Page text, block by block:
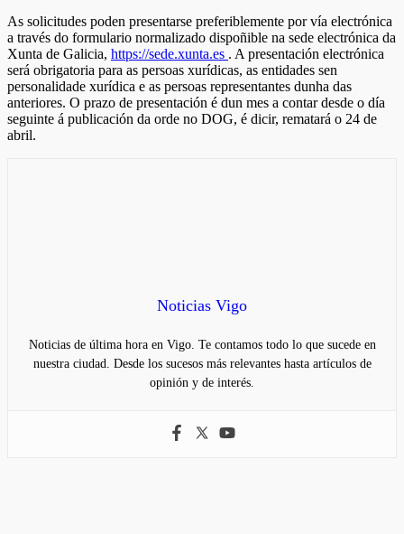
As solicitudes poden presentarse preferiblemente por vía electrónica
a través do formulario normalizado dispoñible na sede electrónica da
Xunta de Galicia, https://sede.xunta.es . A presentación electrónica
será obrigatoria para as persoas xurídicas, as entidades sen
personalidade xurídica e as persoas representantes dunha das
anteriores. O prazo de presentación é dun mes a contar desde o día
seguinte á publicación da orde no DOG, é dicir, rematará o 24 de
abril.
Noticias Vigo
Noticias de última hora en Vigo. Te contamos todo lo que sucede en
nuestra ciudad. Desde los sucesos más relevantes hasta artículos de
opinión y de interés.